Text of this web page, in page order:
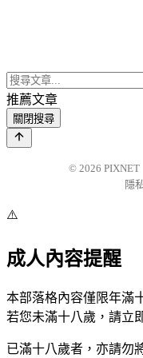
推薦文章
關閉搜尋
© 2026 PIXNET
隱
⚠️
成人內容提醒
本部落格內容僅限年滿
若您未滿十八歲，請立
已滿十八歲者，亦請勿